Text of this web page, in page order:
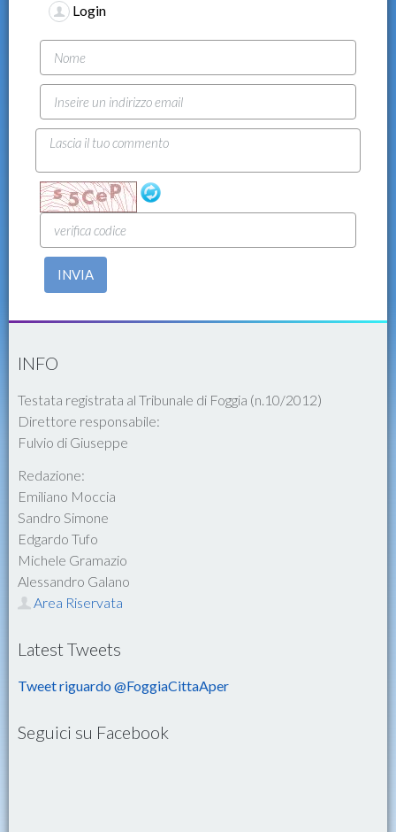
Login
INVIA
INFO
Testata registrata al Tribunale di Foggia (n.10/2012)
Direttore responsabile:
Fulvio di Giuseppe
Redazione:
Emiliano Moccia
Sandro Simone
Edgardo Tufo
Michele Gramazio
Alessandro Galano
Area Riservata
Latest Tweets
Tweet riguardo @FoggiaCittaAper
Seguici su Facebook